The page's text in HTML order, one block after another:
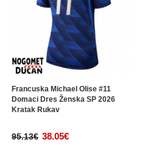
Francuska Michael Olise #11
Domaci Dres Ženska SP 2026
Kratak Rukav
95.13€ 38.05€